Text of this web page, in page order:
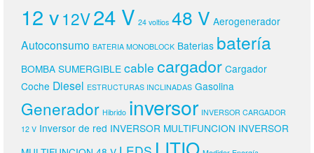
12 v12V24 V 24 voltios 48 V Aerogenerador
Autoconsumo BATERIA MONOBLOCK Baterias batería
BOMBA SUMERGIBLE cable cargador Cargador
Coche Diesel ESTRUCTURAS INCLINADAS Gasolina
Generador Hibrido inversor INVERSOR CARGADOR
12 V Inversor de red INVERSOR MULTIFUNCION INVERSOR
LITIO